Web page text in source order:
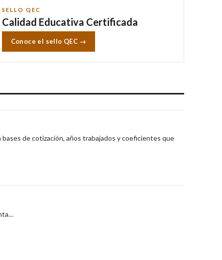
SELLO QEC
Calidad Educativa Certificada
Conoce el sello QEC →
de cotización, años trabajados y coeficientes que